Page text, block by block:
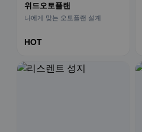
위드오토플랜
나에게 맞는 오토플랜 설계
HOT